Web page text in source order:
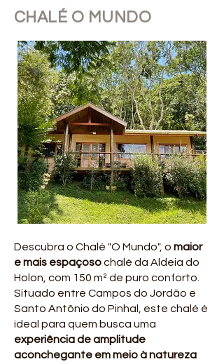
CHALÉ O MUNDO
Descubra o Chalé "O Mundo", o maior
e mais espaçosochalé da Aldeia do
Holon, com 150 m² de puro conforto.
Situado entre Campos do Jordão e
Santo Antônio do Pinhal, este chalé é
ideal para quem busca uma
experiência de amplitude
aconchegante em meio à natureza